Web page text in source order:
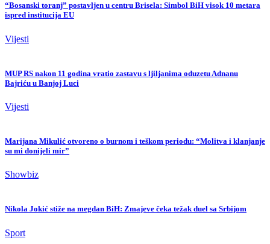
“Bosanski toranj” postavljen u centru Brisela: Simbol BiH visok 10 metara
ispred institucija EU
Vijesti
MUP RS nakon 11 godina vratio zastavu s ljiljanima oduzetu Adnanu
Bajriću u Banjoj Luci
Vijesti
Marijana Mikulić otvoreno o burnom i teškom periodu: “Molitva i klanjanje
su mi donijeli mir”
Showbiz
Nikola Jokić stiže na megdan BiH: Zmajeve čeka težak duel sa Srbijom
Sport